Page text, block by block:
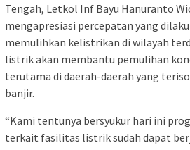
Tengah, Letkol Inf Bayu Hanuranto
mengapresiasi percepatan yang
memulihkan kelistrikan di wilayah
listrik akan membantu pemulihan
terutama di daerah-daerah yang
banjir.
“Kami tentunya bersyukur hari ini
terkait fasilitas listrik sudah dapat